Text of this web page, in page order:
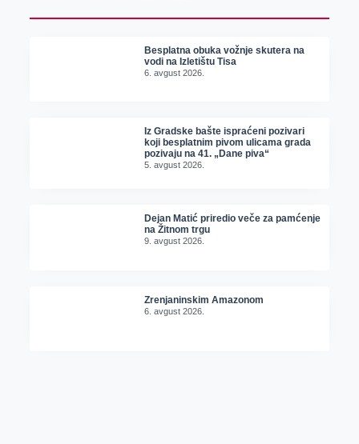
Besplatna obuka vožnje skutera na
vodi na Izletištu Tisa
6. avgust 2026.
Iz Gradske bašte ispraćeni pozivari
koji besplatnim pivom ulicama grada
pozivaju na 41. „Dane piva“
5. avgust 2026.
Dejan Matić priredio veče za pamćenje
na Žitnom trgu
9. avgust 2026.
Zrenjaninskim Amazonom
6. avgust 2026.